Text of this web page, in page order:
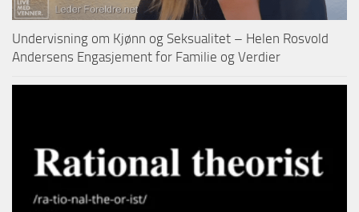
Undervisning om Kjønn og Seksualitet – Helen Rosvold
Andersens Engasjement for Familie og Verdier